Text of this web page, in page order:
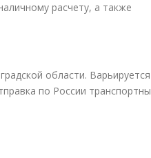
расчету, а также
области.
по России